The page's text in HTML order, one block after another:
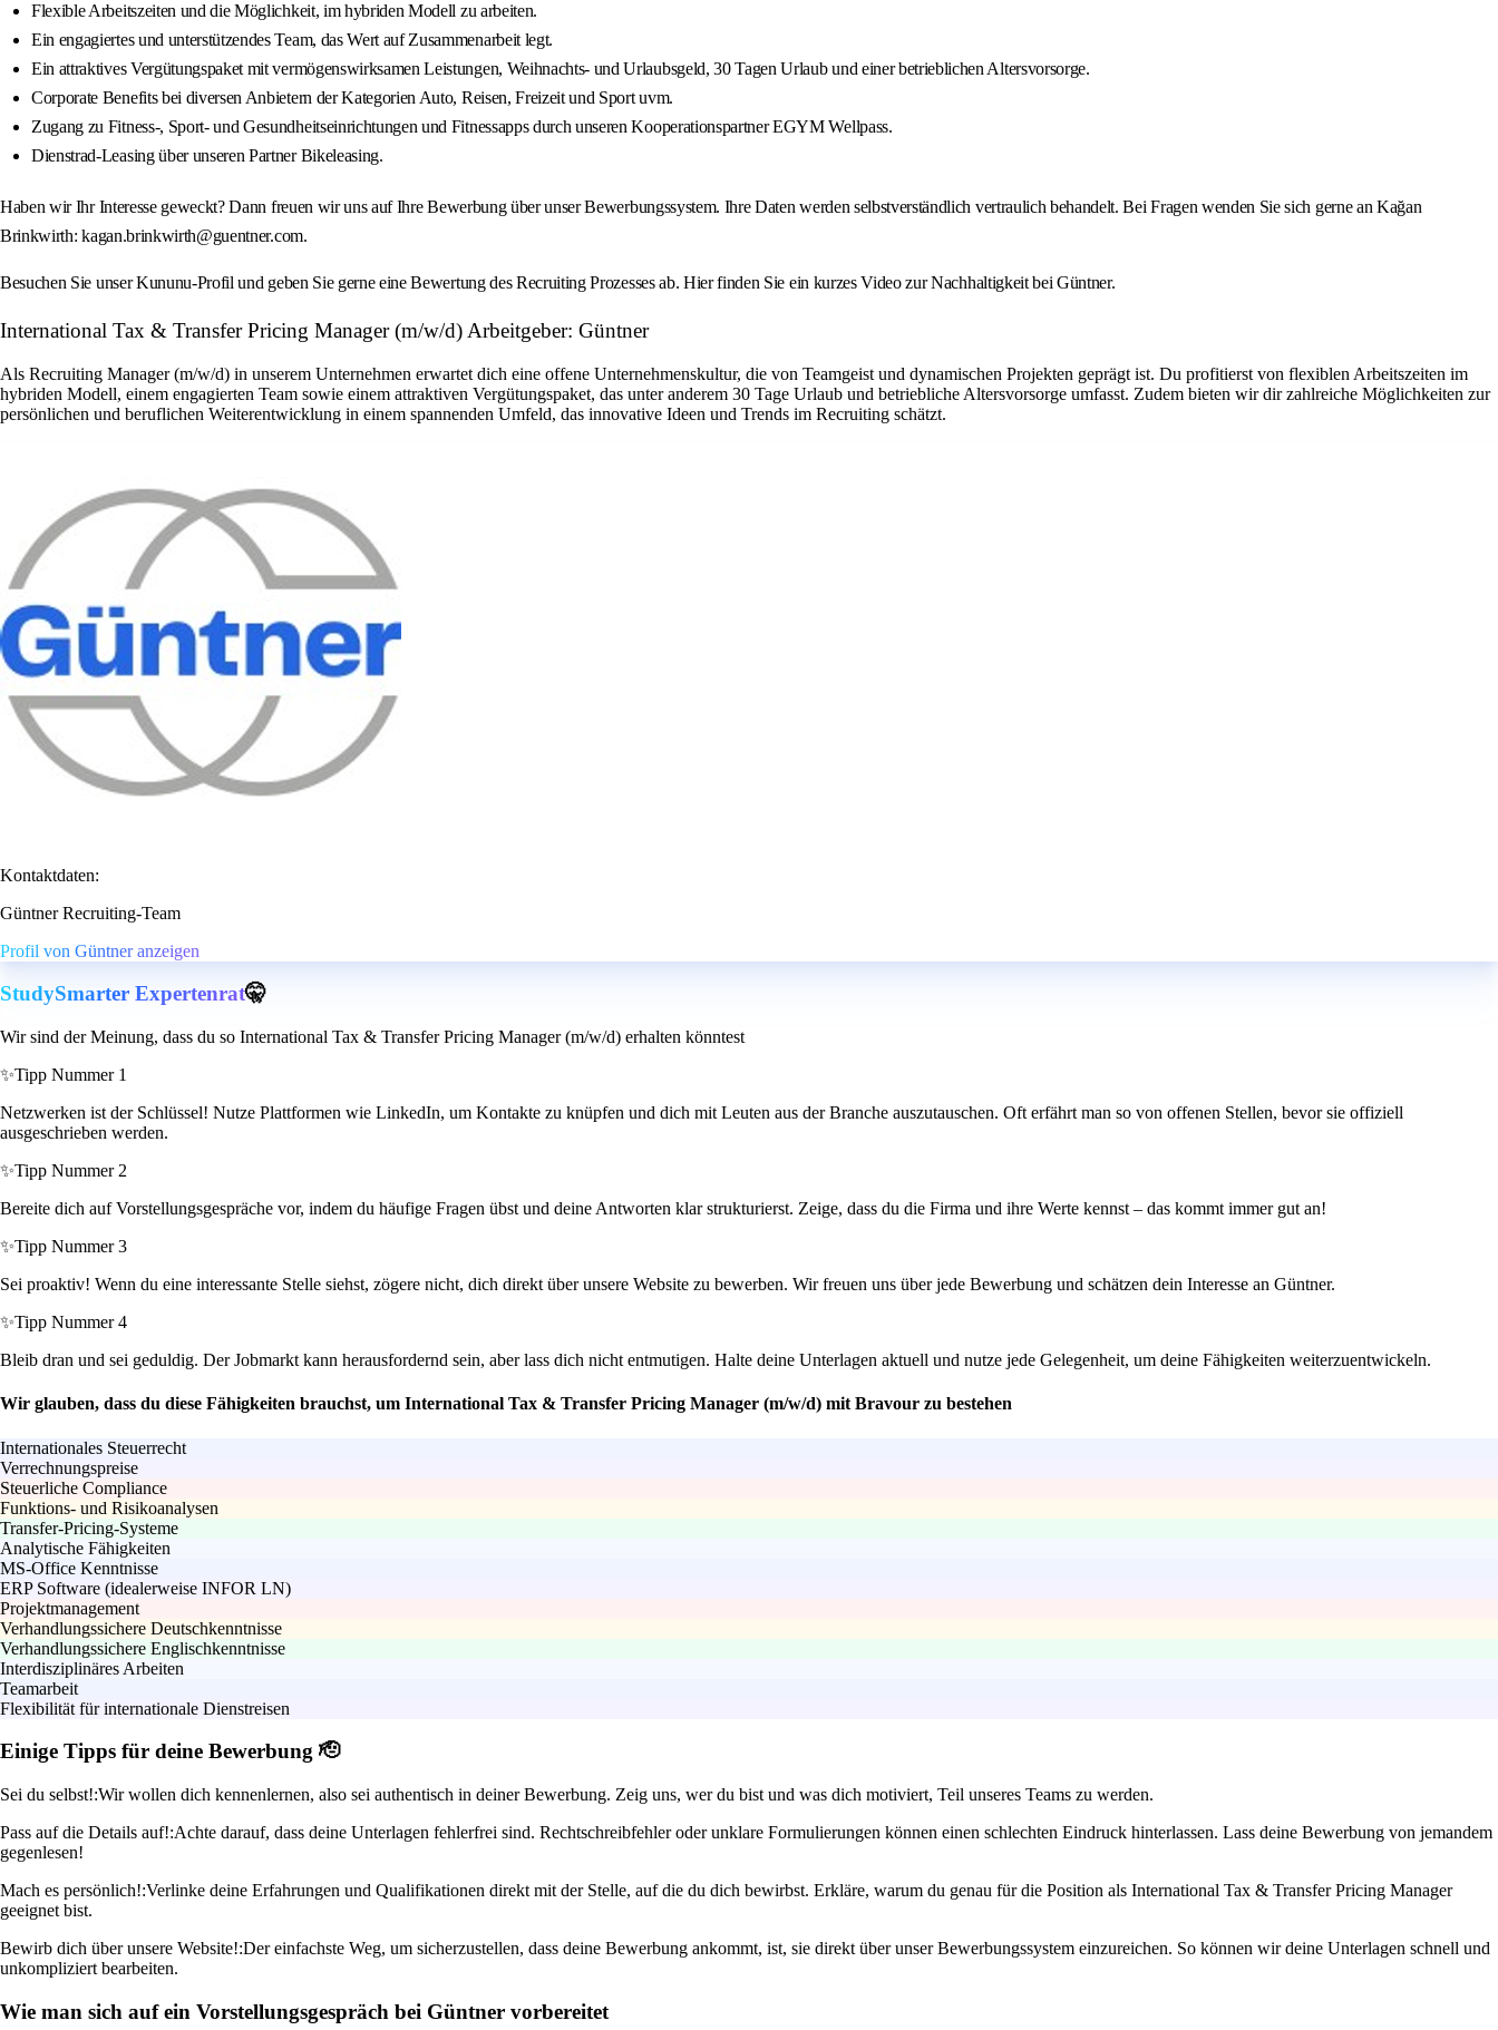
Flexible Arbeitszeiten und die Möglichkeit, im hybriden Modell zu arbeiten.
Ein engagiertes und unterstützendes Team, das Wert auf Zusammenarbeit legt.
Ein attraktives Vergütungspaket mit vermögenswirksamen Leistungen, Weihnachts- und Urlaubsgeld, 30 Tagen Urlaub und einer betrieblichen Altersvorsorge.
Corporate Benefits bei diversen Anbietern der Kategorien Auto, Reisen, Freizeit und Sport uvm.
Zugang zu Fitness-, Sport- und Gesundheitseinrichtungen und Fitnessapps durch unseren Kooperationspartner EGYM Wellpass.
Dienstrad-Leasing über unseren Partner Bikeleasing.
Haben wir Ihr Interesse geweckt? Dann freuen wir uns auf Ihre Bewerbung über unser Bewerbungssystem. Ihre Daten werden selbstverständlich vertraulich behandelt. Bei Fragen wenden Sie sich gerne an Kağan
Brinkwirth: kagan.brinkwirth@guentner.com.
Besuchen Sie unser Kununu-Profil und geben Sie gerne eine Bewertung des Recruiting Prozesses ab. Hier finden Sie ein kurzes Video zur Nachhaltigkeit bei Güntner.
International Tax & Transfer Pricing Manager (m/w/d) Arbeitgeber: Güntner
Als Recruiting Manager (m/w/d) in unserem Unternehmen erwartet dich eine offene Unternehmenskultur, die von Teamgeist und dynamischen Projekten geprägt ist. Du profitierst von flexiblen Arbeitszeiten im
hybriden Modell, einem engagierten Team sowie einem attraktiven Vergütungspaket, das unter anderem 30 Tage Urlaub und betriebliche Altersvorsorge umfasst. Zudem bieten wir dir zahlreiche Möglichkeiten zur
persönlichen und beruflichen Weiterentwicklung in einem spannenden Umfeld, das innovative Ideen und Trends im Recruiting schätzt.
Kontaktdaten:
Güntner Recruiting-Team
Profil von Güntner anzeigen
StudySmarter Expertenrat🤫
Wir sind der Meinung, dass du so International Tax & Transfer Pricing Manager (m/w/d) erhalten könntest
✨Tipp Nummer 1
Netzwerken ist der Schlüssel! Nutze Plattformen wie LinkedIn, um Kontakte zu knüpfen und dich mit Leuten aus der Branche auszutauschen. Oft erfährt man so von offenen Stellen, bevor sie offiziell
ausgeschrieben werden.
✨Tipp Nummer 2
Bereite dich auf Vorstellungsgespräche vor, indem du häufige Fragen übst und deine Antworten klar strukturierst. Zeige, dass du die Firma und ihre Werte kennst – das kommt immer gut an!
✨Tipp Nummer 3
Sei proaktiv! Wenn du eine interessante Stelle siehst, zögere nicht, dich direkt über unsere Website zu bewerben. Wir freuen uns über jede Bewerbung und schätzen dein Interesse an Güntner.
✨Tipp Nummer 4
Bleib dran und sei geduldig. Der Jobmarkt kann herausfordernd sein, aber lass dich nicht entmutigen. Halte deine Unterlagen aktuell und nutze jede Gelegenheit, um deine Fähigkeiten weiterzuentwickeln.
Wir glauben, dass du diese Fähigkeiten brauchst, um International Tax & Transfer Pricing Manager (m/w/d) mit Bravour zu bestehen
Internationales Steuerrecht
Verrechnungspreise
Steuerliche Compliance
Funktions- und Risikoanalysen
Transfer-Pricing-Systeme
Analytische Fähigkeiten
MS-Office Kenntnisse
ERP Software (idealerweise INFOR LN)
Projektmanagement
Verhandlungssichere Deutschkenntnisse
Verhandlungssichere Englischkenntnisse
Interdisziplinäres Arbeiten
Teamarbeit
Flexibilität für internationale Dienstreisen
Einige Tipps für deine Bewerbung 🫡
Sei du selbst!:Wir wollen dich kennenlernen, also sei authentisch in deiner Bewerbung. Zeig uns, wer du bist und was dich motiviert, Teil unseres Teams zu werden.
Pass auf die Details auf!:Achte darauf, dass deine Unterlagen fehlerfrei sind. Rechtschreibfehler oder unklare Formulierungen können einen schlechten Eindruck hinterlassen. Lass deine Bewerbung von jemandem
gegenlesen!
Mach es persönlich!:Verlinke deine Erfahrungen und Qualifikationen direkt mit der Stelle, auf die du dich bewirbst. Erkläre, warum du genau für die Position als International Tax & Transfer Pricing Manager
geeignet bist.
Bewirb dich über unsere Website!:Der einfachste Weg, um sicherzustellen, dass deine Bewerbung ankommt, ist, sie direkt über unser Bewerbungssystem einzureichen. So können wir deine Unterlagen schnell und
unkompliziert bearbeiten.
Wie man sich auf ein Vorstellungsgespräch bei Güntner vorbereitet